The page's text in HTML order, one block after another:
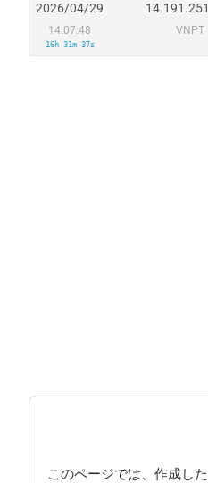
2026/04/29
14:07:48
16h 31m 37s
VNPT
このページでは、作成し